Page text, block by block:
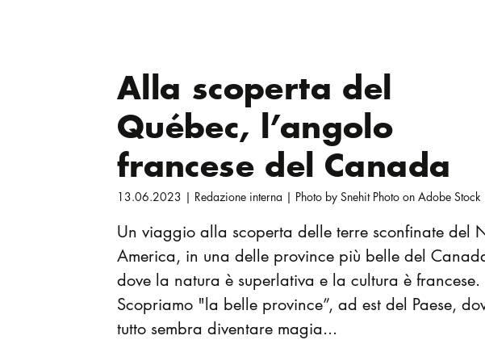
Alla scoperta del
Québec, l’angolo
francese del Canada
13.06.2023 | Redazione interna | Photo by Snehit Photo on Adobe Stock
Un viaggio alla scoperta delle terre sconfinate del
America, in una delle province più belle del
dove la natura è superlativa e la cultura è francese.
Scopriamo "la belle province”, ad est del Paese,
tutto sembra diventare magia...